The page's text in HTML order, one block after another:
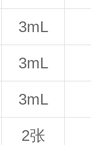
3mL
3mL
3mL
2张